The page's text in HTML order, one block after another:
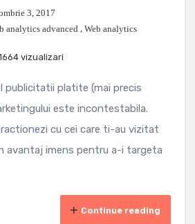
3, 2017
analytics advanced , Web analytics
vizualizari
platite (mai precis
este incontestabila.
cu cei care ti-au vizitat
avantaj imens pentru a-i targeta
Continue reading